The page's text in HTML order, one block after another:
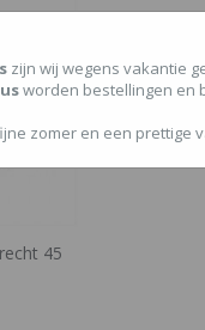
45
zijn wij wegens vakantie
worden bestellingen en
zomer en een prettige